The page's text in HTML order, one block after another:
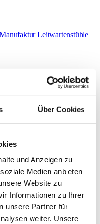
Über Cookies
und Anzeigen zu
Medien anbieten
Website zu
Informationen zu Ihrer
unsere Partner für
weiter. Unsere
Leitwartenstühle
&
Leitzentralen Fachartikel